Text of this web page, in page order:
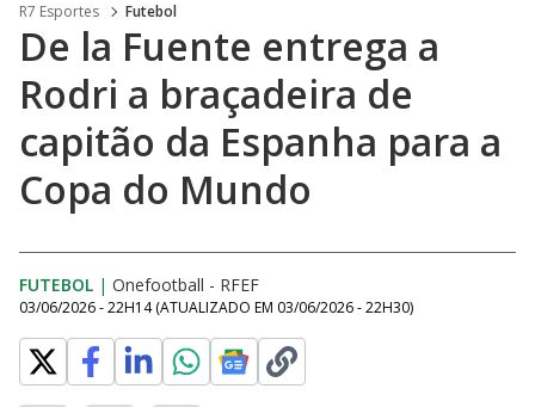
R7 Esportes Futebol
De la Fuente entrega a
Rodri a braçadeira de
capitão da Espanha para a
Copa do Mundo
FUTEBOL | Onefootball - RFEF
03/06/2026 - 22H14 (ATUALIZADO EM 03/06/2026 - 22H30)